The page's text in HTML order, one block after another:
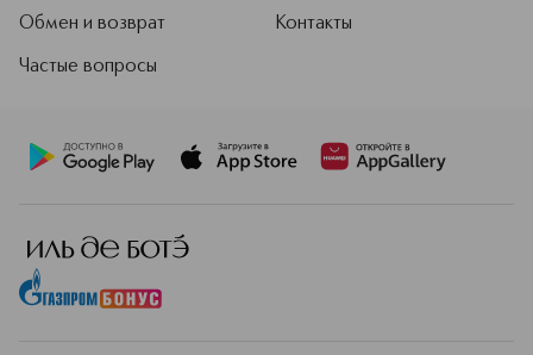
Обмен и возврат
Частые вопросы
Контакты